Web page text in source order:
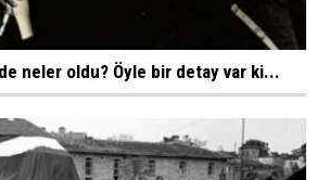
neler oldu? Öyle bir detay var ki...